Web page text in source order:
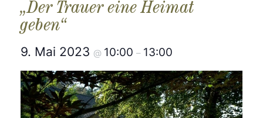
„Der Trauer eine Heimat
geben“
9. Mai 2023 @ 10:00 – 13:00